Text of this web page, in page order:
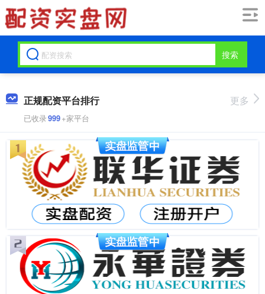
搜索
正规配资平台排行
已收录999+家平台
更多